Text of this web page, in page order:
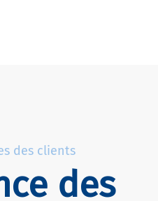
des clients
des